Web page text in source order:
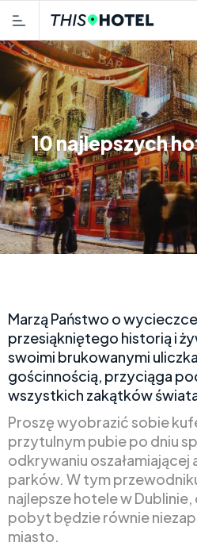
10 najlepszych
Marzą Państwo o
przesiąkniętego historią i
swoimi brukowanymi
gościnnością, przyciąga
wszystkich zakątków
Proszę wyobrazić sobie
przytulnym pubie po dniu
odkrywaniu
parków. W tym
najlepsze hotele w
pobyt będzie równie
miasto.